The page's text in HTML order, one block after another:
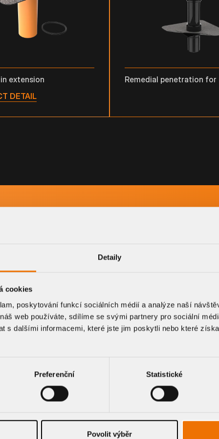
Detaily
cookies
poskytování funkcí sociálních médií a analýze naší
web používáte, sdílíme se svými partnery pro sociální
s dalšími informacemi, které jste jim poskytli nebo které
Preferenční Statistické
Povolit výběr
extension
DETAIL
Remedial penetration for
estimate for a drainage